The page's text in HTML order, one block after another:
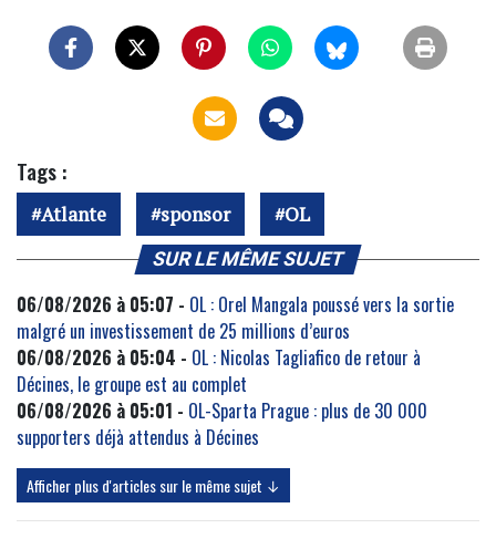
Tags :
Atlante sponsor OL
SUR LE MÊME SUJET
06/08/2026 à 05:07 - OL : Orel Mangala poussé vers la sortie
malgré un investissement de 25 millions d’euros
06/08/2026 à 05:04 - OL : Nicolas Tagliafico de retour à
Décines, le groupe est au complet
06/08/2026 à 05:01 - OL-Sparta Prague : plus de 30 000
supporters déjà attendus à Décines
Afficher plus d'articles sur le même sujet ↓